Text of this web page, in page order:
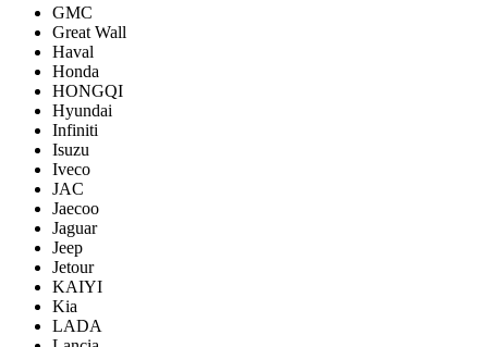
GMC
Great Wall
Haval
Honda
HONGQI
Hyundai
Infiniti
Isuzu
Iveco
JAC
Jaecoo
Jaguar
Jeep
Jetour
KAIYI
Kia
LADA